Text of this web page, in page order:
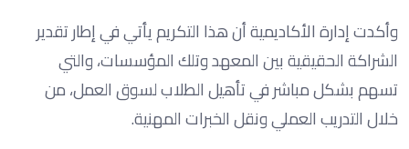
وأكدت إدارة الأكاديمية أن هذا التكريم يأتي في إطار تقدير
الشراكة الحقيقية بين المعهد وتلك المؤسسات، والتي
تسهم بشكل مباشر في تأهيل الطلاب لسوق العمل، من
خلال التدريب العملي ونقل الخبرات المهنية.